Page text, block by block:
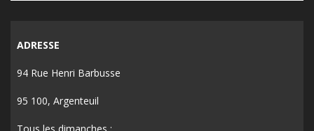
ADRESSE
94 Rue Henri Barbusse
95 100, Argenteuil